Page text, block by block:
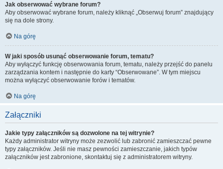
Jak obserwować wybrane forum?
Aby obserwować wybrane forum, należy kliknąć „Obserwuj forum” znajdujący
się na dole strony.
Na górę
W jaki sposób usunąć obserwowanie forum, tematu?
Aby wyłączyć funkcję obserwowania forum, tematu, należy przejść do panelu
zarządzania kontem i następnie do karty “Obserwowane”. W tym miejscu
można wyłączyć obserwowanie forów i tematów.
Na górę
Załączniki
Jakie typy załączników są dozwolone na tej witrynie?
Każdy administrator witryny może zezwolić lub zabronić zamieszczać pewne
typy załączników. Jeśli nie masz pewności zamieszczanie, jakich typów
załączników jest zabronione, skontaktuj się z administratorem witryny.